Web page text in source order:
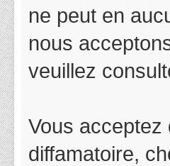
ne peut en
nous
veuillez
Vous acceptez
diffamatoire,